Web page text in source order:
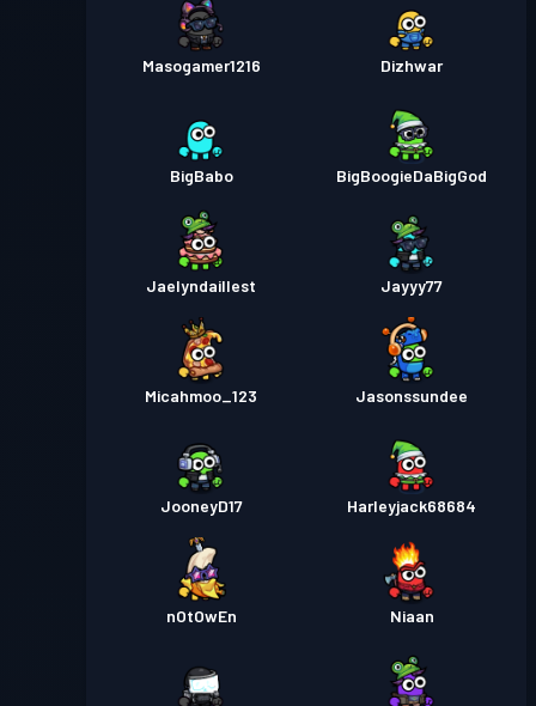
Masogamer1216 Dizhwar
BigBabo BigBoogieDaBigGod
Jaelyndaillest Jayyy77
Micahmoo_123 Jasonssundee
JooneyD17 Harleyjack68684
nOtOwEn Niaan